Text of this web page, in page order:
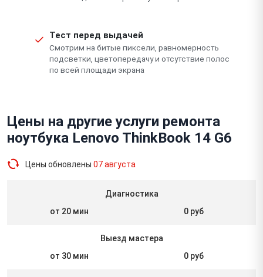
Тест перед выдачей
Смотрим на битые пиксели, равномерность
подсветки, цветопередачу и отсутствие полос
по всей площади экрана
Цены на другие услуги ремонта
ноутбука Lenovo ThinkBook 14 G6
Цены обновлены 07 августа
Диагностика
от 20 мин
0 руб
Выезд мастера
от 30 мин
0 руб